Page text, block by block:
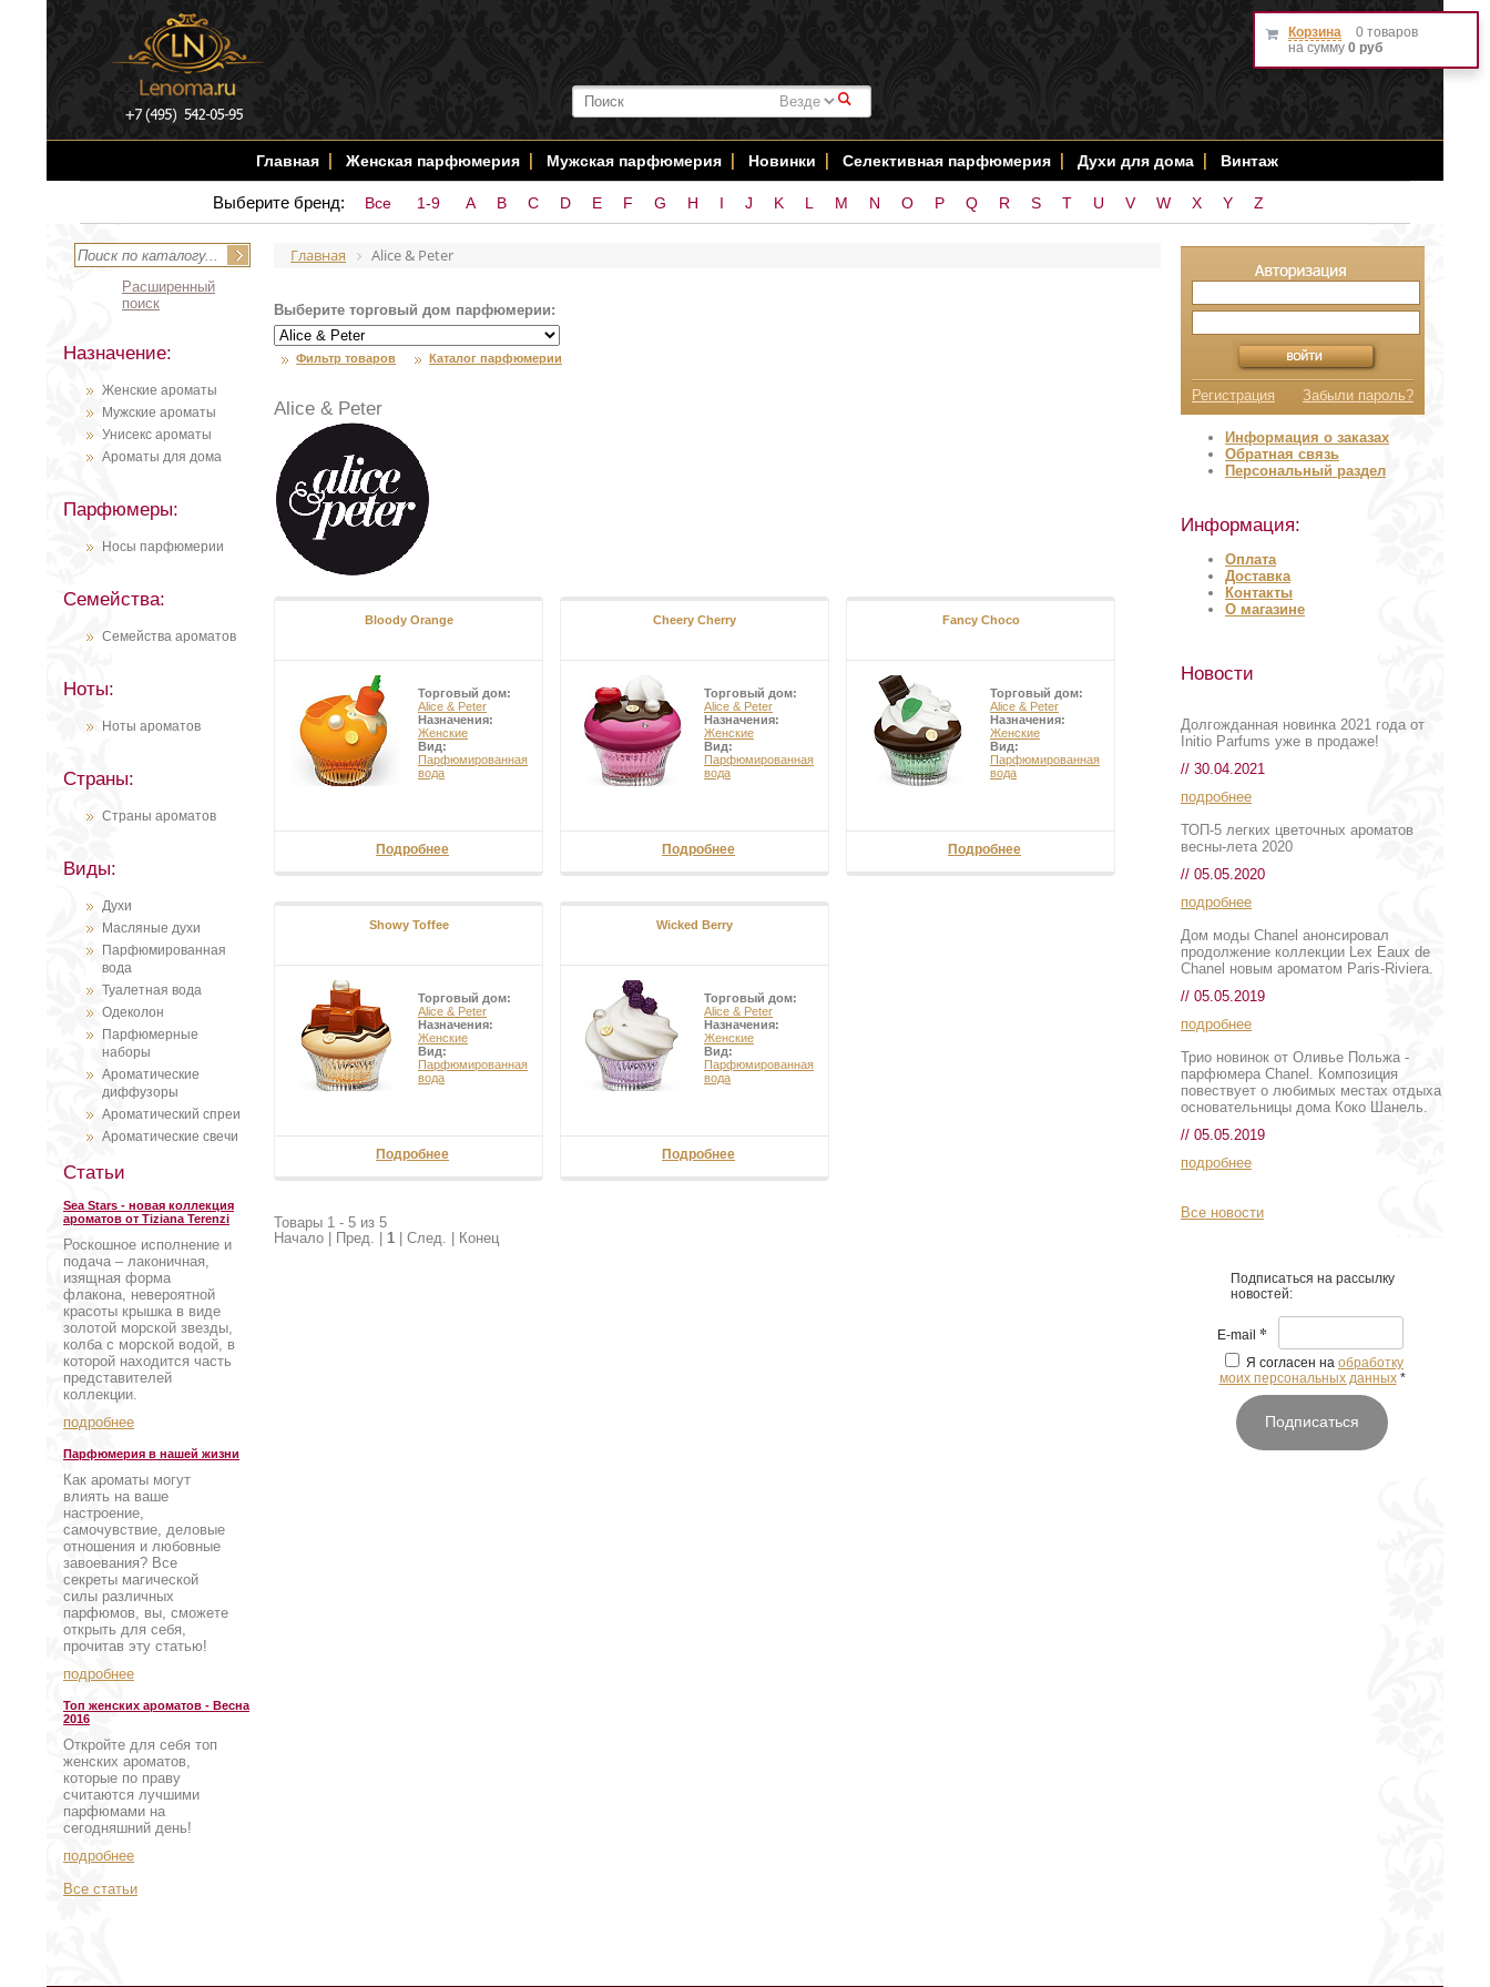
#
Главная Женская парфюмерия Мужская парфюмерия Новинки Селективная парфюмерия Духи для дома Винтаж
Выберите бренд: Все 1-9 A B C D E F G H I J K L M N O P Q R S T U V W X Y Z
Расширенный
поиск
Назначение:
Женские ароматы
Мужские ароматы
Унисекс ароматы
Ароматы для дома
Парфюмеры:
Носы парфюмерии
Семейства:
Семейства ароматов
Ноты:
Ноты ароматов
Страны:
Страны ароматов
Виды:
Духи
Масляные духи
Парфюмированная
вода
Туалетная вода
Одеколон
Парфюмерные
наборы
Ароматические
диффузоры
Ароматический спреи
Ароматические свечи
Статьи
Sea Stars - новая коллекция
ароматов от Tiziana Terenzi
Роскошное исполнение и
подача – лаконичная,
изящная форма
флакона, невероятной
красоты крышка в виде
золотой морской звезды,
колба с морской водой, в
которой находится часть
представителей
коллекции.
подробнее
Парфюмерия в нашей жизни
Как ароматы могут
влиять на ваше
настроение,
самочувствие, деловые
отношения и любовные
завоевания? Все
секреты магической
силы различных
парфюмов, вы, сможете
открыть для себя,
прочитав эту статью!
подробнее
Топ женских ароматов - Весна
2016
Откройте для себя топ
женских ароматов,
которые по праву
считаются лучшими
парфюмами на
сегодняшний день!
подробнее
Все статьи
Главная Alice & Peter
Выберите торговый дом парфюмерии:
Фильтр товаров Каталог парфюмерии
Alice & Peter
Bloody Orange
Торговый дом:
Alice & Peter
Назначения:
Женские
Вид:
Парфюмированная
вода
Подробнее
Cheery Cherry
Торговый дом:
Alice & Peter
Назначения:
Женские
Вид:
Парфюмированная
вода
Подробнее
Fancy Choco
Торговый дом:
Alice & Peter
Назначения:
Женские
Вид:
Парфюмированная
вода
Подробнее
Showy Toffee
Торговый дом:
Alice & Peter
Назначения:
Женские
Вид:
Парфюмированная
вода
Подробнее
Wicked Berry
Торговый дом:
Alice & Peter
Назначения:
Женские
Вид:
Парфюмированная
вода
Подробнее
Товары 1 - 5 из 5
Начало | Пред. | 1 | След. | Конец
Корзина
0 товаров
на сумму 0 руб
Регистрация Забыли пароль?
Информация о заказах
Обратная связь
Персональный раздел
Информация:
Оплата
Доставка
Контакты
О магазине
Новости
Долгожданная новинка 2021 года от
Initio Parfums уже в продаже!
// 30.04.2021
подробнее
ТОП-5 легких цветочных ароматов
весны-лета 2020
// 05.05.2020
подробнее
Дом моды Chanel анонсировал
продолжение коллекции Lex Eaux de
Chanel новым ароматом Paris-Riviera.
// 05.05.2019
подробнее
Трио новинок от Оливье Польжа -
парфюмера Chanel. Композиция
повествует о любимых местах отдыха
основательницы дома Коко Шанель.
// 05.05.2019
подробнее
Все новости
Подписаться на рассылку
новостей:
E-mail *
Я согласен на обработку
моих персональных данных *
Подписаться